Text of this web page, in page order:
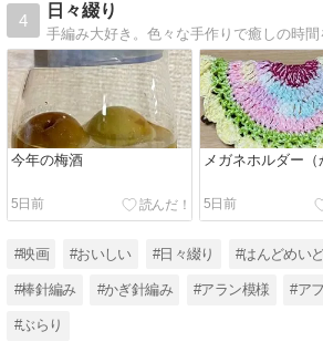
4
日々綴り
今年の梅酒
5日前
メガネホルダー（
5日前
#映画 #おいしい #日々綴り #はんどめい
#棒針編み #かぎ針編み #アラン模様 #ア
#ぶらり